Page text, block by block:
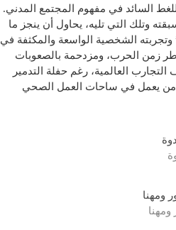
السائد في مفهوم المجتمع المدني.
وتلك التي تليه، يحاول أن ينجز ما
الشخصية الواسعة والمكثفة في
زمن الحرب، ومزدحمة بالصعوبات
التجارب العالمية، رغم حفلة التدمير
كل من يعمل في ساحات العمل الصحي